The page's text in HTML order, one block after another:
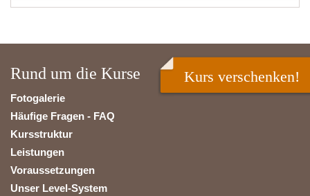
Rund um die Kurse
Fotogalerie
Häufige Fragen - FAQ
Kursstruktur
Leistungen
Voraussetzungen
Unser Level-System
Kurs verschenken!